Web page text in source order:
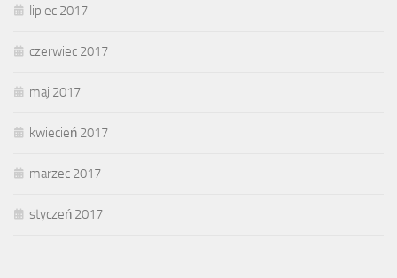
lipiec 2017
czerwiec 2017
maj 2017
kwiecień 2017
marzec 2017
styczeń 2017